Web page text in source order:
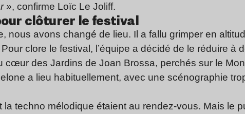
», confirme Loïc Le Joliff.
clôturer le festival
nous avons changé de lieu. Il a fallu grimper en
clore le festival, l’équipe a décidé de le réduire à
cœur des Jardins de Joan Brossa, perchés sur le
a lieu habituellement, avec une scénographie
techno mélodique étaient au rendez-vous. Mais le